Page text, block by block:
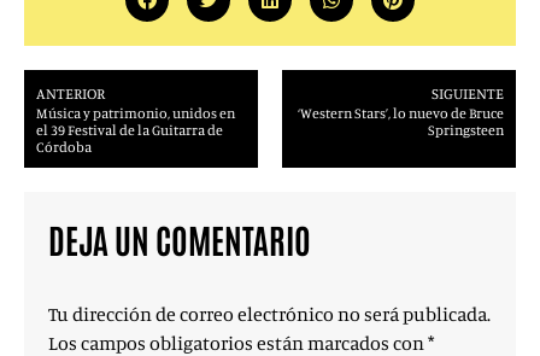
ANTERIOR
Música y patrimonio, unidos en
el 39 Festival de la Guitarra de
Córdoba
SIGUIENTE
‘Western Stars’, lo nuevo de Bruce
Springsteen
DEJA UN COMENTARIO
Tu dirección de correo electrónico no será publicada.
Los campos obligatorios están marcados con*